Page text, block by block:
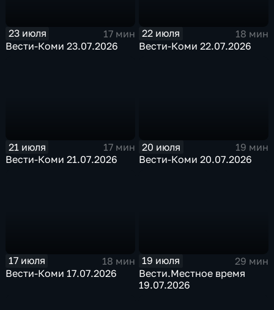
23 июля
17 мин
Вести-Коми 23.07.2026
22 июля
18 мин
Вести-Коми 22.07.2026
21 июля
17 мин
Вести-Коми 21.07.2026
20 июля
19 мин
Вести-Коми 20.07.2026
17 июля
18 мин
Вести-Коми 17.07.2026
19 июля
29 мин
Вести.Местное время
19.07.2026